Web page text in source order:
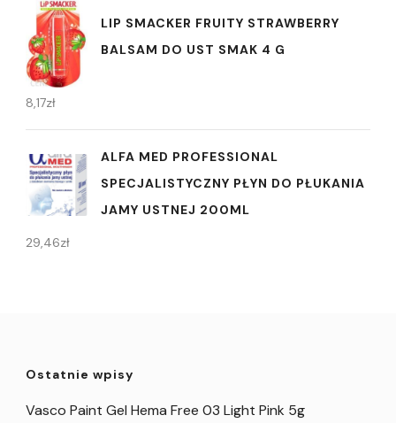
LIP SMACKER FRUITY STRAWBERRY
BALSAM DO UST SMAK 4 G
8,17zł
ALFA MED PROFESSIONAL
SPECJALISTYCZNY PŁYN DO PŁUKANIA
JAMY USTNEJ 200ML
29,46zł
Ostatnie wpisy
Vasco Paint Gel Hema Free 03 Light Pink 5g